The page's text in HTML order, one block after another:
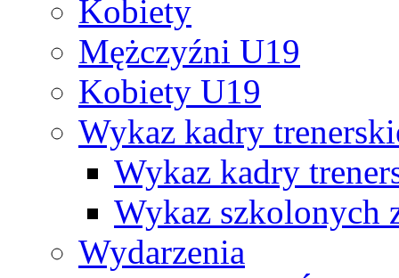
Kobiety
Mężczyźni U19
Kobiety U19
Wykaz kadry
Wykaz kadry
Wykaz szkolonych
Wydarzenia